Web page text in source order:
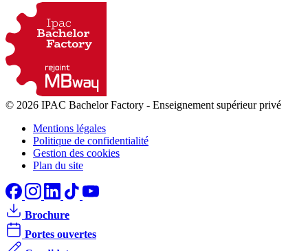
© 2026 IPAC Bachelor Factory - Enseignement supérieur privé
Mentions légales
Politique de confidentialité
Gestion des cookies
Plan du site
Brochure
Portes ouvertes